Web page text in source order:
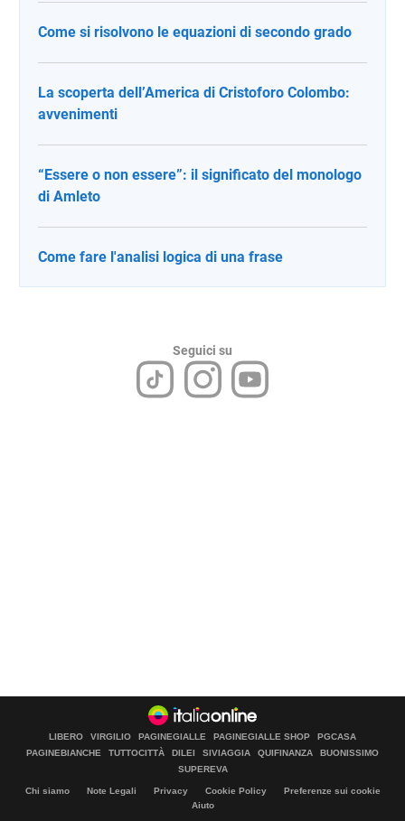
Come si risolvono le equazioni di secondo grado
La scoperta dell’America di Cristoforo Colombo:
avvenimenti
“Essere o non essere”: il significato del monologo
di Amleto
Come fare l'analisi logica di una frase
Seguici su
LIBERO VIRGILIO PAGINEGIALLE PAGINEGIALLE SHOP
PGCASA
PAGINEBIANCHE
TUTTOCITTÀ DILEI SIVIAGGIA QUIFINANZA
BUONISSIMO
SUPEREVA
Chi siamo Note Legali Privacy Cookie Policy
Preferenze sui cookie
Aiuto